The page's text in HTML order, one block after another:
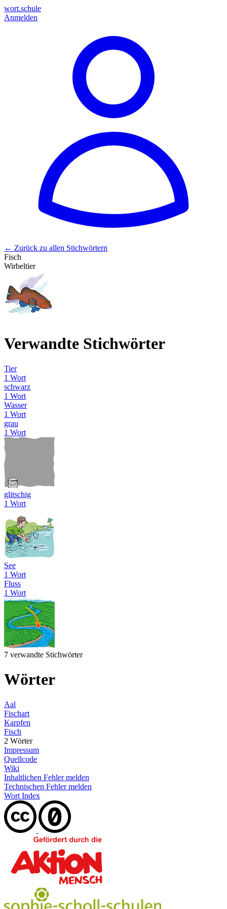
wort.schule
Anmelden
← Zurück zu allen Stichwörtern
Fisch
Wirbeltier
Verwandte Stichwörter
Tier
1 Wort
schwarz
1 Wort
Wasser
1 Wort
grau
1 Wort
glitschig
1 Wort
See
1 Wort
Fluss
1 Wort
7 verwandte Stichwörter
Wörter
Aal
Fischart
Karpfen
Fisch
2 Wörter
Impressum
Quellcode
Wiki
Inhaltlichen Fehler melden
Technischen Fehler melden
Wort Index